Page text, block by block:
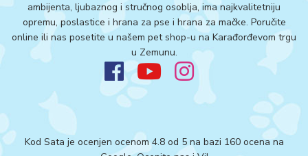
ambijenta, ljubaznog i stručnog osoblja, ima najkvalitetniju
opremu, poslastice i hrana za pse i hrana za mačke. Poručite
online ili nas posetite u našem pet shop-u na Karađorđevom trgu
u Zemunu.
Kod Sata je ocenjen ocenom 4.8 od 5 na bazi 160 ocena na